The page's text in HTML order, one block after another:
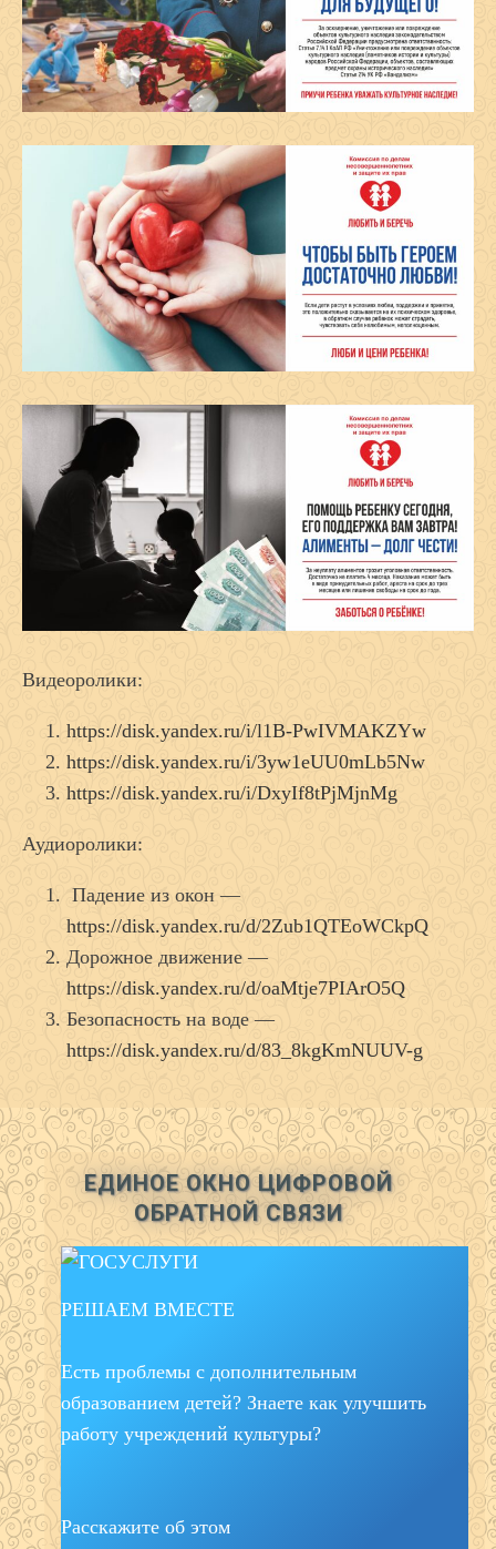
Видеоролики:
https://disk.yandex.ru/i/l1B-PwIVMAKZYw
https://disk.yandex.ru/i/3yw1eUU0mLb5Nw
https://disk.yandex.ru/i/DxyIf8tPjMjnMg
Аудиоролики:
Падение из окон —
https://disk.yandex.ru/d/2Zub1QTEoWCkpQ
Дорожное движение —
https://disk.yandex.ru/d/oaMtje7PIArO5Q
Безопасность на воде —
https://disk.yandex.ru/d/83_8kgKmNUUV-g
ЕДИНОЕ ОКНО ЦИФРОВОЙ
ОБРАТНОЙ СВЯЗИ
РЕШАЕМ ВМЕСТЕ
Есть проблемы с дополнительным
образованием детей? Знаете как улучшить
работу учреждений культуры?
Расскажите об этом